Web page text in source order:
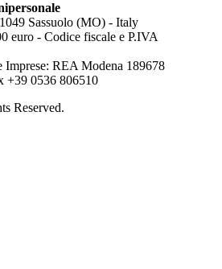
Sassuolo (MO) - Italy
euro - Codice fiscale e P.IVA
Imprese: REA Modena 189678
+39 0536 806510
Reserved.